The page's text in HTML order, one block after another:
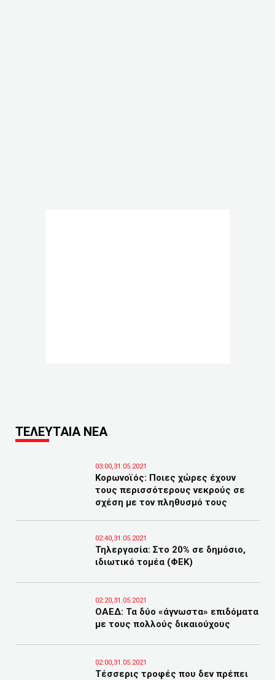
ΤΕΛΕΥΤΑΙΑ ΝΕΑ
03:00,31.05.2021
Κορωνοϊός: Ποιες χώρες έχουν
τους περισσότερους νεκρούς σε
σχέση με τον πληθυσμό τους
02:40,31.05.2021
Τηλεργασία: Στο 20% σε δημόσιο,
ιδιωτικό τομέα (ΦΕΚ)
02:20,31.05.2021
ΟΑΕΔ: Τα δύο «άγνωστα» επιδόματα
με τους πολλούς δικαιούχους
02:00,31.05.2021
Τέσσερις τροφές που δεν πρέπει